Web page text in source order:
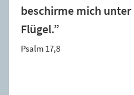
beschirme mich
Flügel.”
Psalm 17,8